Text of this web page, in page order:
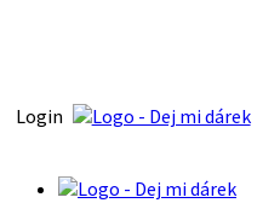
Login